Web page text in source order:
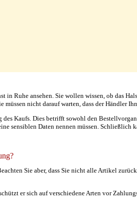
in Ruhe ansehen. Sie wollen wissen, ob das
nicht darauf warten, dass der Händler
Kaufs. Dies betrifft sowohl den
sensiblen Daten nennen müssen. Schließlich
Sie aber, dass Sie nicht alle Artikel
er sich auf verschiedene Arten vor